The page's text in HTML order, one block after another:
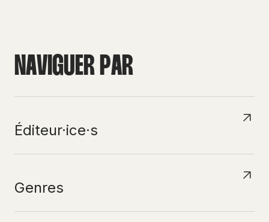
NAVIGUERPAR
Éditeur·ice·s
Genres